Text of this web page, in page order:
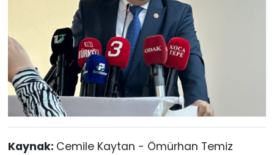
Kaynak: Cemile Kaytan - Ömürhan Temiz